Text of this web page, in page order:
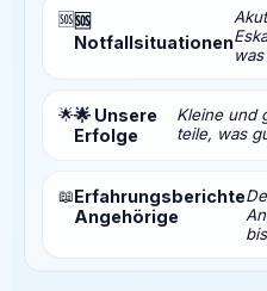
🆘🆘
Notfallsituationen
🌟🌟 Unsere
Erfolge
Kleine und
teile, was
📖Erfahrungsberichte
Angehörige